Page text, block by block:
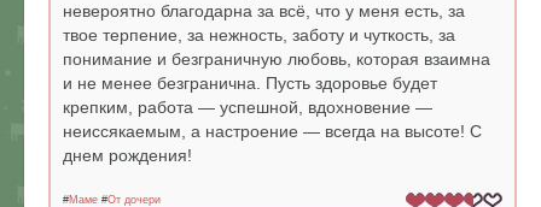
невероятно благодарна за всё, что у меня есть, за
твое терпение, за нежность, заботу и чуткость, за
понимание и безграничную любовь, которая взаимна
и не менее безгранична. Пусть здоровье будет
крепким, работа — успешной, вдохновение —
неиссякаемым, а настроение — всегда на высоте! С
днем рождения!
#Маме #От дочери